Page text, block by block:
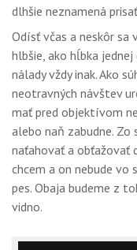
dlhšie neznamená
Odísť včas a neskôr
hlbšie, ako hĺbka
nálady vždy inak. Ako
neotravných návštev
mať pred objektívom
alebo naň zabudne. Zo
naťahovať a obťažovať
chcem a on nebude vo
pes. Obaja budeme z
vidno.